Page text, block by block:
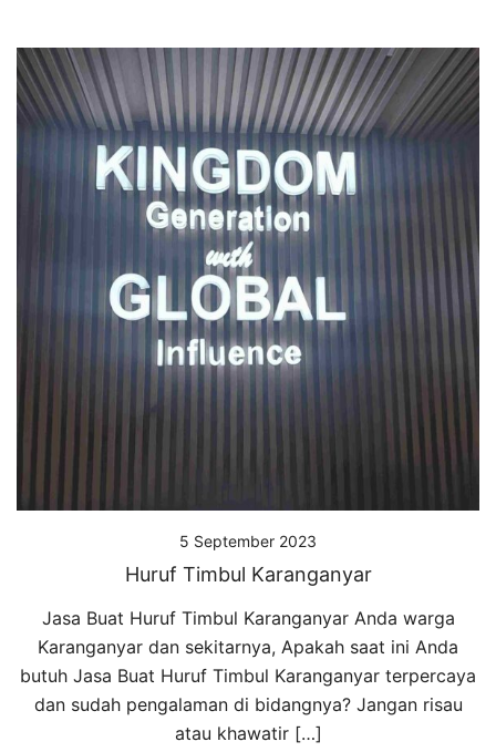
5 September 2023
Huruf Timbul Karanganyar
Jasa Buat Huruf Timbul Karanganyar Anda warga
Karanganyar dan sekitarnya, Apakah saat ini Anda
butuh Jasa Buat Huruf Timbul Karanganyar terpercaya
dan sudah pengalaman di bidangnya? Jangan risau
atau khawatir […]